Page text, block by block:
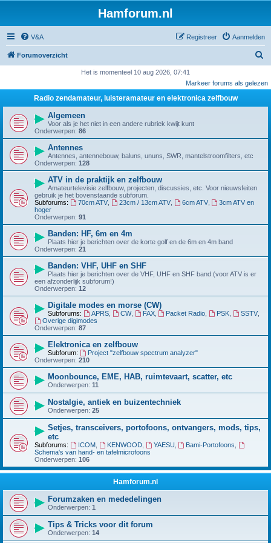
Hamforum.nl
V&A Aanmelden
Registreer
Forumoverzicht
e
Het is momenteel 10 aug 2026, 07:41
Markeer forums als gelezen
Radio zendamateur, luisteramateur en elektronica zelfbouw
Algemeen
Voor als je het niet in een andere rubriek kwijt kunt
Onderwerpen: 86
Antennes
Antennes, antennebouw, baluns, ununs, SWR, mantelstroomfilters, etc
Onderwerpen: 128
ATV in de praktijk en zelfbouw
Amateurtelevisie zelfbouw, projecten, discussies, etc. Voor nieuwsfeiten
gebruik je het bovenstaande subforum.
Subforums:
70cm ATV, 23cm / 13cm ATV, 6cm ATV,
3cm ATV en
hoger
Onderwerpen: 91
Banden: HF, 6m en 4m
Plaats hier je berichten over de korte golf en de 6m en 4m band
Onderwerpen: 21
Banden: VHF, UHF en SHF
Plaats hier je berichten over de VHF, UHF en SHF band (voor ATV is er
een afzonderlijk subforum!)
Onderwerpen: 12
Digitale modes en morse (CW)
Subforums: APRS, CW, FAX, Packet Radio PSK SSTV
Overige digimodes
Onderwerpen: 87
Elektronica en zelfbouw
Subforum:
Project "zelfbouw spectrum analyzer"
Onderwerpen: 210
Moonbounce, EME, HAB, ruimtevaart, scatter, etc
Onderwerpen: 11
Nostalgie, antiek en buizentechniek
Onderwerpen: 25
Setjes, transceivers, portofoons, ontvangers, mods, tips,
etc
Subforums: ICOM, KENWOOD, YAESU Bami-Portofoons
Schema's van hand- en tafelmicrofoons
Onderwerpen: 106
Hamforum.nl
Forumzaken en mededelingen
Onderwerpen: 1
Tips & Tricks voor dit forum
Onderwerpen: 14